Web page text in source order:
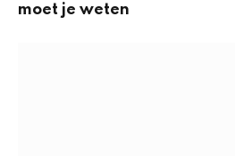
moet je weten